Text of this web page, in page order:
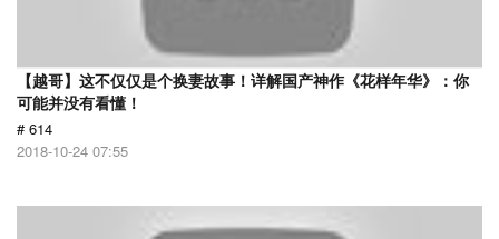
【越哥】这不仅仅是个换妻故事！详解国产神作《花样年华》：你
可能并没有看懂！
# 614
2018-10-24 07:55